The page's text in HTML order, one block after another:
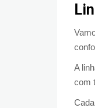
A
com